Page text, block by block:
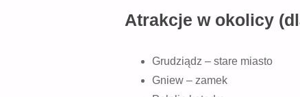
Atrakcje w okolicy
Grudziądz – stare miasto
Gniew – zamek